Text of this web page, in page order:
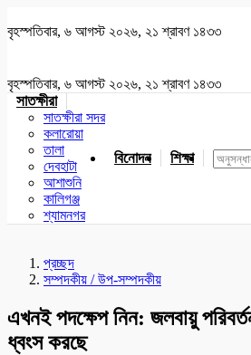
বৃহস্পতিবার, ৬ আগস্ট ২০২৬, ২১ শ্রাবণ ১৪৩৩
বৃহস্পতিবার, ৬ আগস্ট ২০২৬, ২১ শ্রাবণ ১৪৩৩
সাতক্ষীরা
সাতক্ষীরা সদর
কলারোয়া
তালা
দেবহাটা
আশাশুনি
কালিগঞ্জ
শ্যামনগর
বিনোদন শিক্ষা
প্রচ্ছদ
সম্পদকীয় / উপ-সম্পদকীয়
এখনই পদক্ষেপ নিন: জলবায়ু
ধ্বংস করছে